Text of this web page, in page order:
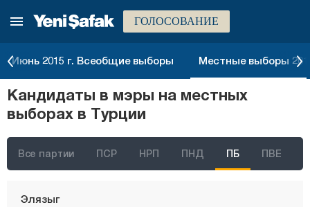
ГОЛОСОВАНИЕ
Июнь 2015 г. Всеобщие выборы Местные выборы
Кандидаты в мэры на местных
выборах в Турции
Все партии ПСР НРП ПНД ПБ ПВЕ
Чанаккале
Денизли
Диярбакыр
Эдирне
Элязыг